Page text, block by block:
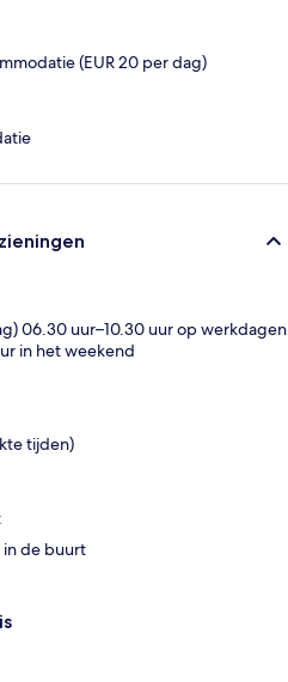
(EUR 20 per dag)
06.30 uur–10.30 uur op werkdagen
in het weekend
tijden)
de buurt